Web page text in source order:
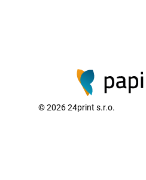
©202624print s.r.o.